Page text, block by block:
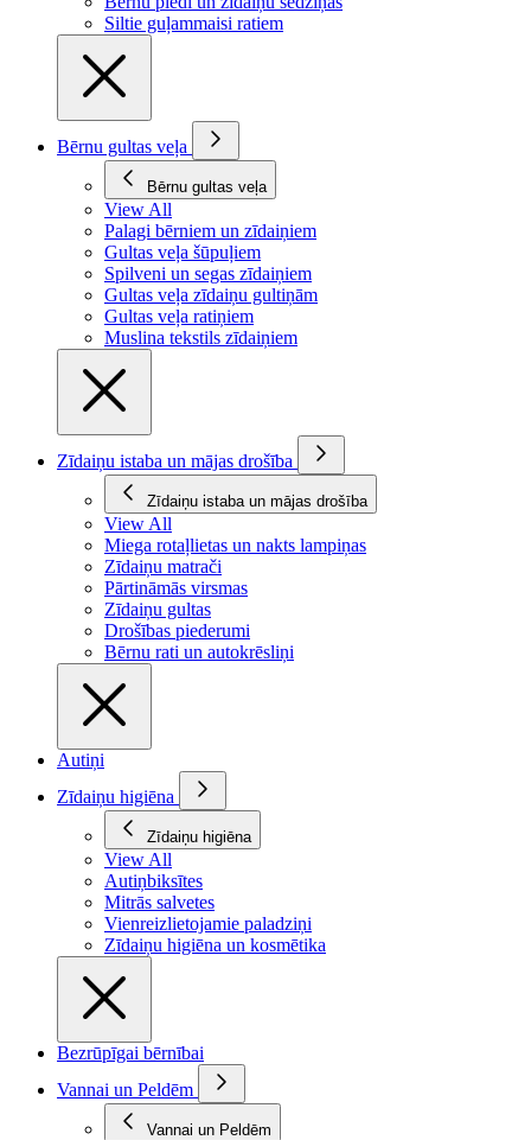
Siltie guļammaisi ratiem
Bērnu gultas veļa
Bērnu gultas veļa
View All
Palagi bērniem un zīdaiņiem
Gultas veļa šūpuļiem
Spilveni un segas zīdaiņiem
Gultas veļa zīdaiņu gultiņām
Gultas veļa ratiņiem
Muslina tekstils zīdaiņiem
Zīdaiņu istaba un mājas drošība
Zīdaiņu istaba un mājas drošība
View All
Miega rotaļlietas un nakts lampiņas
Zīdaiņu matrači
Pārtināmās virsmas
Zīdaiņu gultas
Drošības piederumi
Bērnu rati un autokrēsliņi
Autiņi
Zīdaiņu higiēna
Zīdaiņu higiēna
View All
Autiņbiksītes
Mitrās salvetes
Vienreizlietojamie paladziņi
Zīdaiņu higiēna un kosmētika
Bezrūpīgai bērnībai
Vannai un Peldēm
Vannai un Peldēm